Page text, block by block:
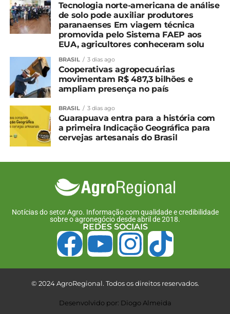
Tecnologia norte-americana de análise
de solo pode auxiliar produtores
paranaenses Em viagem técnica
promovida pelo Sistema FAEP aos
EUA, agricultores conheceram solu
BRASIL 3 dias ago
Cooperativas agropecuárias
movimentam R$ 487,3 bilhões e
ampliam presença no país
BRASIL 3 dias ago
Guarapuava entra para a história com
a primeira Indicação Geográfica para
cervejas artesanais do Brasil
Notícias do setor Agro. Informação com qualidade e credibilidade
sobre o agronegócio desde abril de 2018.
REDES SOCIAIS
© 2024 AgroRegional. Todos os direitos reservados.
Desenvolvido por: Diogo Almeida